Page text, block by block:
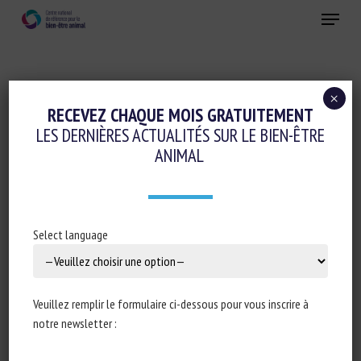
Menu
Conduite d'élevage et relations humain-animal
INFLUENCES OF HUMAN CONTACT
NONNUTRITIVE ORAL BEHAVIOR AND
DAIRY CALVES DURING WEANING
RECEVEZ CHAQUE MOIS GRATUITEMENT
LES DERNIÈRES ACTUALITÉS SUR LE BIEN-ÊTRE
ANIMAL
Select language
Veuillez remplir le formulaire ci-dessous pour vous inscrire à
notre newsletter :
×